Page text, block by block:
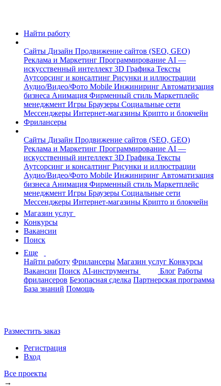
Найти работу
Сайты Дизайн Продвижение сайтов (SEO, GEO)
Реклама и Маркетинг Программирование AI —
искусственный интеллект 3D Графика Тексты
Аутсорсинг и консалтинг Рисунки и иллюстрации
Аудио/Видео/Фото Mobile Инжиниринг Автоматизация
бизнеса Анимация Фирменный стиль Маркетплейс
менеджмент Игры Браузеры Социальные сети
Мессенджеры Интернет-магазины Крипто и блокчейн
Фрилансеры
Сайты Дизайн Продвижение сайтов (SEO, GEO)
Реклама и Маркетинг Программирование AI —
искусственный интеллект 3D Графика Тексты
Аутсорсинг и консалтинг Рисунки и иллюстрации
Аудио/Видео/Фото Mobile Инжиниринг Автоматизация
бизнеса Анимация Фирменный стиль Маркетплейс
менеджмент Игры Браузеры Социальные сети
Мессенджеры Интернет-магазины Крипто и блокчейн
Магазин услуг
Конкурсы
Вакансии
Поиск
Еще
Найти работу Фрилансеры Магазин услуг Конкурсы
Вакансии Поиск AI-инструменты Блог Работы
фрилансеров Безопасная сделка Партнерская программа
База знаний Помощь
Разместить заказ
Регистрация
Вход
Все проекты
→